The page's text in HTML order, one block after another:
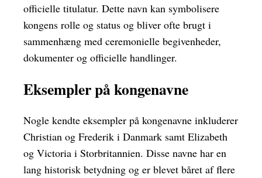
officielle titulatur. Dette navn kan symbolisere
kongens rolle og status og bliver ofte brugt i
sammenhæng med ceremonielle begivenheder,
dokumenter og officielle handlinger.
Eksempler på kongenavne
Nogle kendte eksempler på kongenavne inkluderer
Christian og Frederik i Danmark samt Elizabeth
og Victoria i Storbritannien. Disse navne har en
lang historisk betydning og er blevet båret af flere